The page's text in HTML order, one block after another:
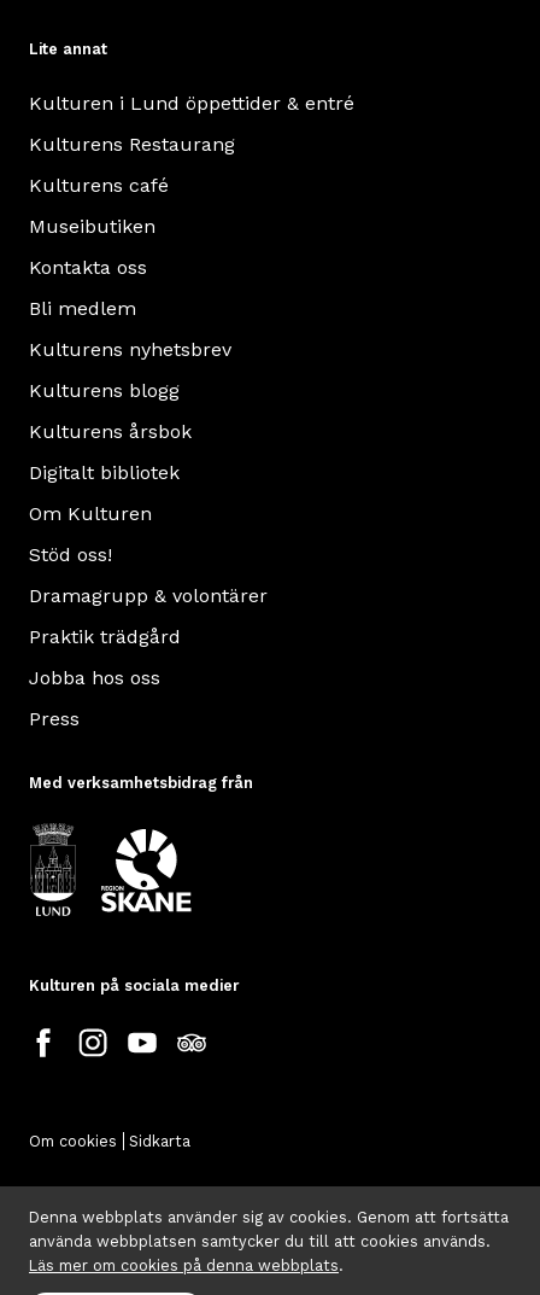
Denna webbplats använder sig av cookies. Genom att fortsätta
använda webbplatsen samtycker du till att cookies används.
Läs mer om cookies på denna webbplats.
Lite annat
Kulturen i Lund öppettider & entré
Kulturens Restaurang
Kulturens café
Museibutiken
Kontakta oss
Bli medlem
Kulturens nyhetsbrev
Kulturens blogg
Kulturens årsbok
Digitalt bibliotek
Om Kulturen
Stöd oss!
Dramagrupp & volontärer
Praktik trädgård
Jobba hos oss
Press
Med verksamhetsbidrag från
Kulturen på sociala medier
Om cookies Sidkarta